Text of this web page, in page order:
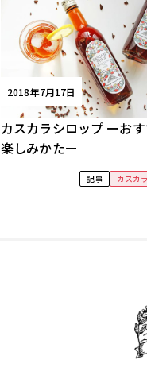
カスカラシロップ ーお
楽しみかたー
2018年7月17日
記事 カスカ